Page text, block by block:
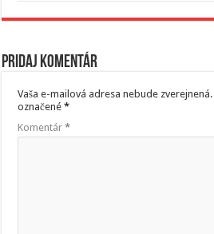
Pridaj komentár
Vaša e-mailová adresa nebude zverejnená.
označené*
Komentár*